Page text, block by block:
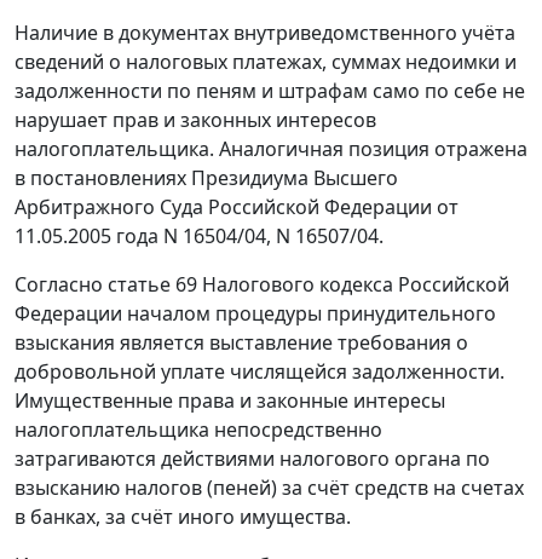
Наличие в документах внутриведомственного учёта
сведений о налоговых платежах, суммах недоимки и
задолженности по пеням и штрафам само по себе не
нарушает прав и законных интересов
налогоплательщика. Аналогичная позиция отражена
в постановлениях Президиума Высшего
Арбитражного Суда Российской Федерации от
11.05.2005 года N 16504/04, N 16507/04.
Согласно статье 69 Налогового кодекса Российской
Федерации началом процедуры принудительного
взыскания является выставление требования о
добровольной уплате числящейся задолженности.
Имущественные права и законные интересы
налогоплательщика непосредственно
затрагиваются действиями налогового органа по
взысканию налогов (пеней) за счёт средств на счетах
в банках, за счёт иного имущества.